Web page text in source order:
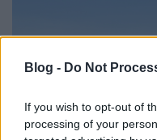
Blog - Do Not
If you wish to opt-out of
processing of your